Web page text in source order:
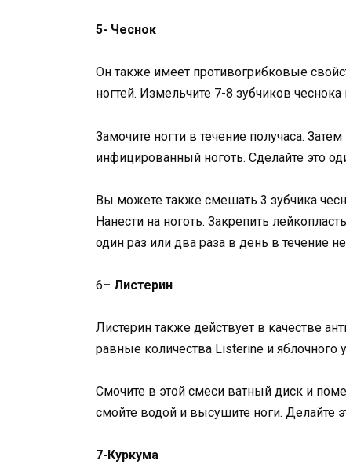
5- Чеснок
Он также имеет противогрибковые
ногтей. Измельчите 7-8 зубчиков
Замочите ногти в течение получаса.
инфицированный ноготь. Сделайте это
Вы можете также смешать 3 зубчика
Нанести на ноготь. Закрепить
один раз или два раза в день в течение
6– Листерин
Листерин также действует в качестве
равные количества Listerine и яблочного
Смочите в этой смеси ватный диск и
смойте водой и высушите ноги. Делайте
7-Куркума